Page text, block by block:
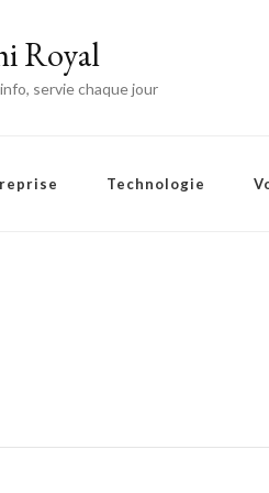
Royal
servie chaque jour
Technologie